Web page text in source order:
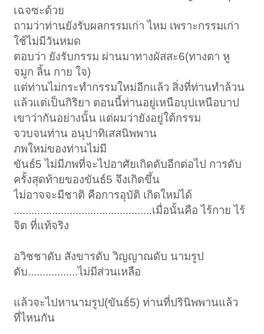
เฉจซะด้วย
ถามว่าท่านยังรับผลกรรมเก่า ไหม เพราะกรรมเก่า
ใช้ไม่มีวันหมด
ตอบว่า ยังรับกรรม ผ่านมาทางผัสสะ6(ทางตา หู
จมูก ลิ้น กาย ใจ)
แต่ท่านไม่กระทำกรรมใหม่อีกแล้ว สิ่งที่ท่านทำล้วน
แล้วแต่เป็นกิริยา ตอนนี้ท่านอยู่เหนือบุปเหนือบาป
เขาว่ากันอย่างนั้น แต่ผมว่ายังอยู่ใต้กรรม
จวบจนท่าน อนุปาทิเสสนิพพาน
ภพใหม่ของท่านไม่มี
ขันธ์5 ไม่มีภพที่จะไปอาศัยเกิดดับอีกต่อไป การดับ
ครั้งสุดท้ายของขันธ์5 จึงเกิดขึ้น
ไม่อาจจะมีชาติ คือการอุบัติ เกิดใหม่ได้
...............................................เมื่อนั้นคือ ไร้กาย ไร้
จิต ที่แท้จริง
อวิชชาดับ สังขารดับ วิญญาณดับ นามรูป
ดับ.................ไม่มีส่วนเหลือ
แล้วจะไปหานามรูป(ขันธ์5) ท่านที่ปรินิพพานแล้ว
ที่ไหนกัน